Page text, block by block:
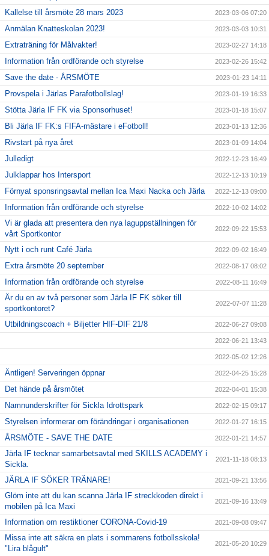
Kallelse till årsmöte 28 mars 2023 2023-03-06 07:20
Anmälan Knatteskolan 2023! 2023-03-03 10:31
Extraträning för Målvakter! 2023-02-27 14:18
Information från ordförande och styrelse 2023-02-26 15:42
Save the date - ÅRSMÖTE 2023-01-23 14:11
Provspela i Järlas Parafotbollslag! 2023-01-19 16:33
Stötta Järla IF FK via Sponsorhuset! 2023-01-18 15:07
Bli Järla IF FK:s FIFA-mästare i eFotboll! 2023-01-13 12:36
Rivstart på nya året 2023-01-09 14:04
Julledigt 2022-12-23 16:49
Julklappar hos Intersport 2022-12-13 10:19
Förnyat sponsringsavtal mellan Ica Maxi Nacka och Järla 2022-12-13 09:00
Information från ordförande och styrelse 2022-10-02 14:02
Vi är glada att presentera den nya laguppställningen för
vårt Sportkontor
2022-09-22 15:53
Nytt i och runt Café Järla 2022-09-02 16:49
Extra årsmöte 20 september 2022-08-17 08:02
Information från ordförande och styrelse 2022-08-11 16:49
Är du en av två personer som Järla IF FK söker till
sportkontoret?
2022-07-07 11:28
Utbildningscoach + Biljetter HIF-DIF 21/8 2022-06-27 09:08
2022-06-21 13:43
2022-05-02 12:26
Äntligen! Serveringen öppnar 2022-04-25 15:28
Det hände på årsmötet 2022-04-01 15:38
Namnunderskrifter för Sickla Idrottspark 2022-02-15 09:17
Styrelsen informerar om förändringar i organisationen 2022-01-27 16:15
ÅRSMÖTE - SAVE THE DATE 2022-01-21 14:57
Järla IF tecknar samarbetsavtal med SKILLS ACADEMY i
Sickla.
2021-11-18 08:13
JÄRLA IF SÖKER TRÄNARE! 2021-09-21 13:56
Glöm inte att du kan scanna Järla IF streckkoden direkt i
mobilen på Ica Maxi
2021-09-16 13:49
Information om restiktioner CORONA-Covid-19 2021-09-08 09:47
Missa inte att säkra en plats i sommarens fotbollsskola!
"Lira blågult"
2021-05-20 10:29